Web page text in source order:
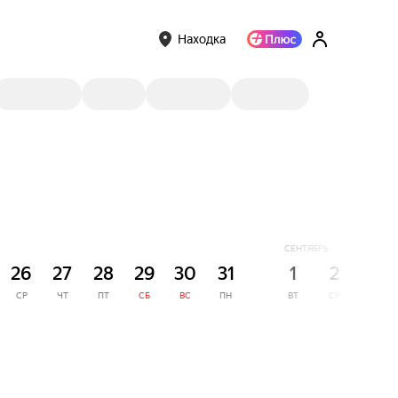
Находка
26
СР
27
ЧТ
28
ПТ
29
СБ
30
ВС
31
ПН
СЕНТЯБРЬ
1
ВТ
2